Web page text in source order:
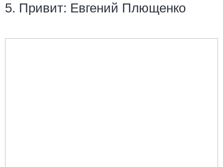
5. Привит: Евгений Плющенко